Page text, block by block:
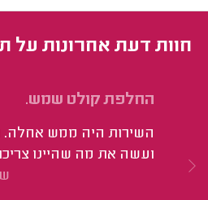
חוות דעת אחרונות על
החלפת קולט שמש.
השירות היה ממש אחלה.
ועשה את מה שהיינו